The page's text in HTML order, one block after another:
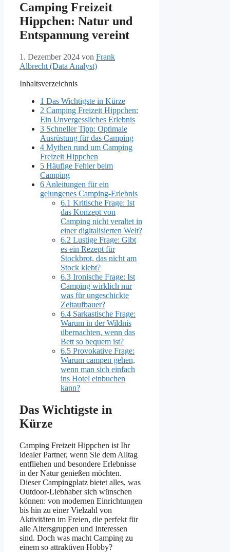
Camping Freizeit
Hippchen: Natur und
Entspannung vereint
1. Dezember 2024 von Frank
Albrecht (Data Analyst)
Inhaltsverzeichnis
1 Das Wichtigste in Kürze
2 Camping Freizeit Hippchen:
Ein Unvergessliches Erlebnis
3 Schneller Tipp: Optimale
Ausrüstung für das Camping
4 Mythen rund um Camping
Freizeit Hippchen
5 Häufige Fehler beim
Camping
6 Anleitungen für ein
gelungenes Camping-Erlebnis
6.1 Kritische Frage: Ist
das Konzept von
Camping nicht veraltet in
einer digitalisierten Welt?
6.2 Lustige Frage: Gibt
es ein Rezept für
Stockbrot, das nicht am
Stock klebt?
6.3 Ironische Frage: Ist
Camping wirklich nur
was für ungeschickte
Zeltaufbauer?
6.4 Sarkastische Frage:
Warum in der Wildnis
übernachten, wenn das
Bett so bequem ist?
6.5 Provokative Frage:
Warum campen gehen,
wenn man sich einfach
ins Hotel einbuchen
kann?
Das Wichtigste in
Kürze
Camping Freizeit Hippchen ist Ihr
idealer Partner, wenn Sie dem Alltag
entfliehen und besondere Erlebnisse
in der Natur genießen möchten.
Dieser Campingplatz bietet alles, was
Outdoor-Liebhaber sich wünschen
können: von modernen Einrichtungen
bis hin zu einer Vielzahl von
Aktivitäten im Freien, die perfekt für
alle Altersgruppen und Interessen
sind. Doch was macht Camping zu
einem so attraktiven Hobby?